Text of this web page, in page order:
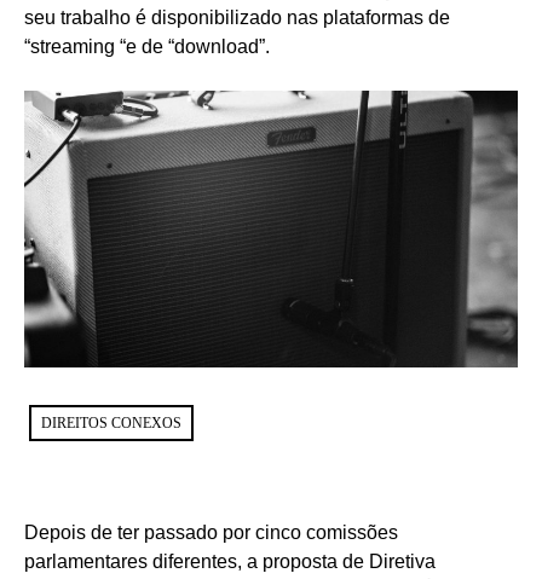
seu trabalho é disponibilizado nas plataformas de
“streaming “e de “download”.
DIREITOS CONEXOS
Depois de ter passado por cinco comissões
parlamentares diferentes, a proposta de Diretiva